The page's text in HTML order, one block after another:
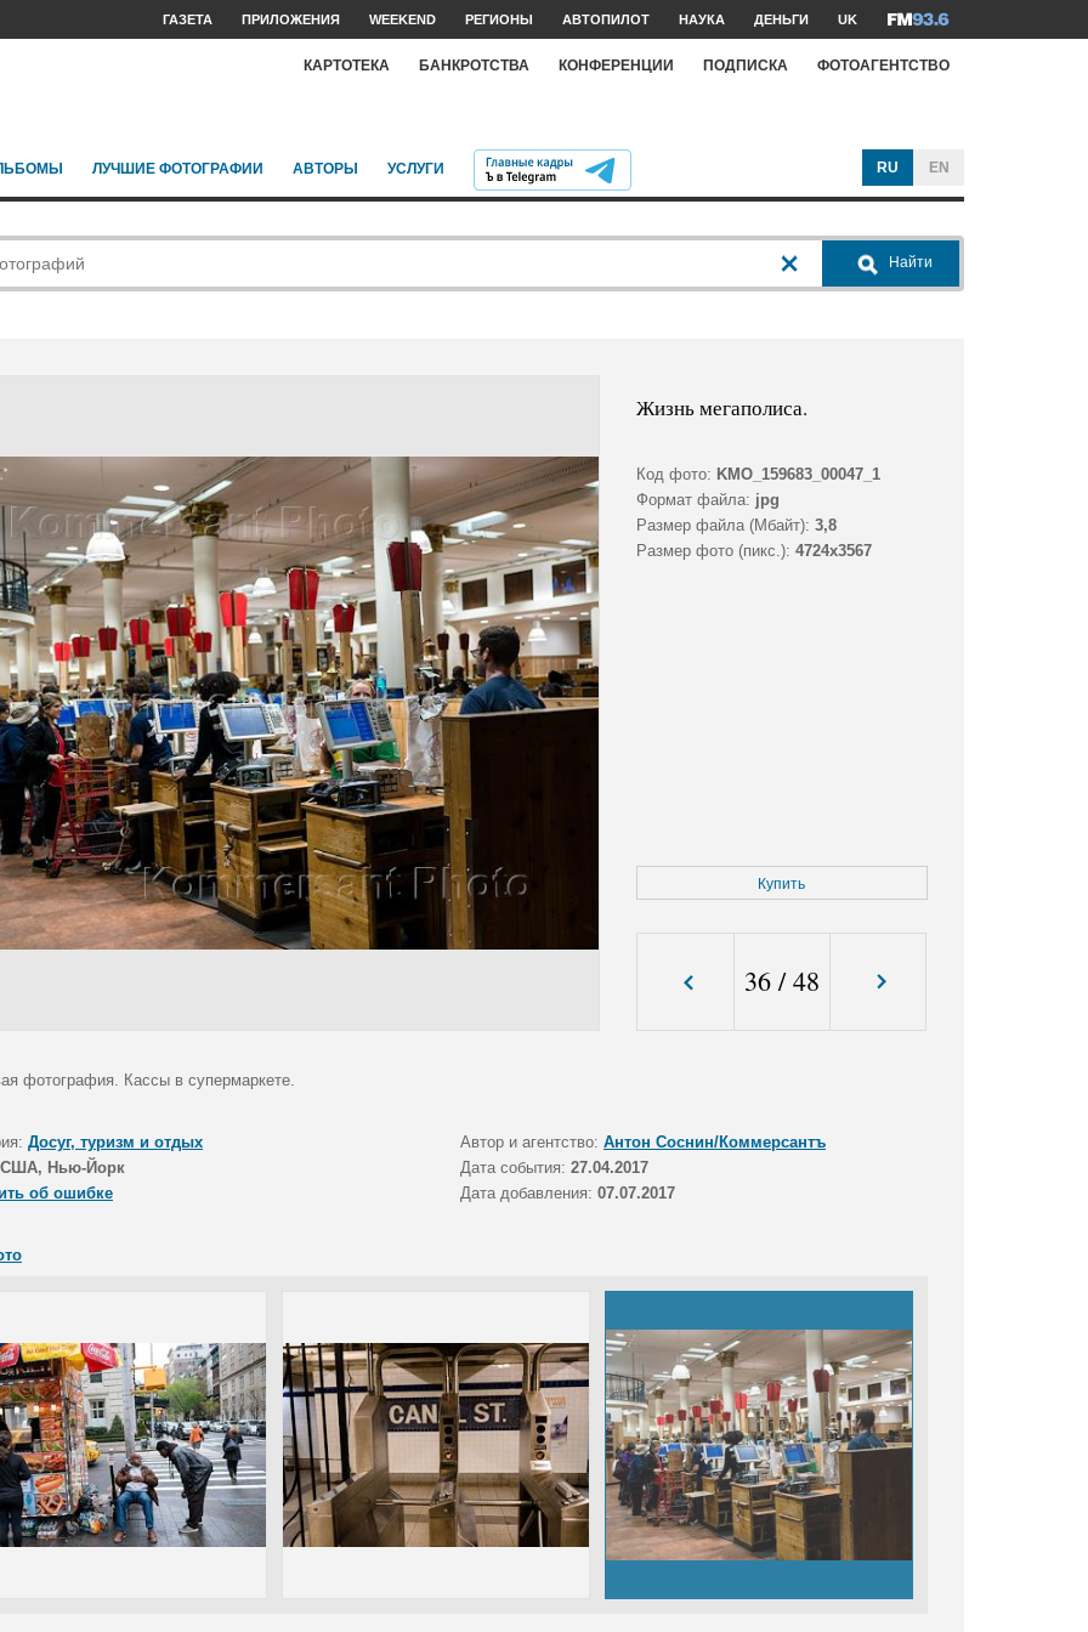
ГАЗЕТА ПРИЛОЖЕНИЯ WEEKEND РЕГИОНЫ АВТОПИЛОТ НАУКА ДЕНЬГИ UK
КАРТОТЕКА БАНКРОТСТВА КОНФЕРЕНЦИИ ПОДПИСКА ФОТОАГЕНТСТВО
ЛУЧШИЕ ФОТОГРАФИИ АВТОРЫ УСЛУГИ RU EN
Найти
Жизнь мегаполиса.
Код фото: KMO_159683_00047_1
Формат файла: jpg
Размер файла (Мбайт): 3,8
Размер фото (пикс.): 4724x3567
Купить
36/48
фотография. Кассы в супермаркете.
Досуг, туризм и отдых Автор и агентство: Антон Соснин/Коммерсантъ
США, Нью-Йорк Дата события: 27.04.2017
об ошибке
Дата добавления: 07.07.2017